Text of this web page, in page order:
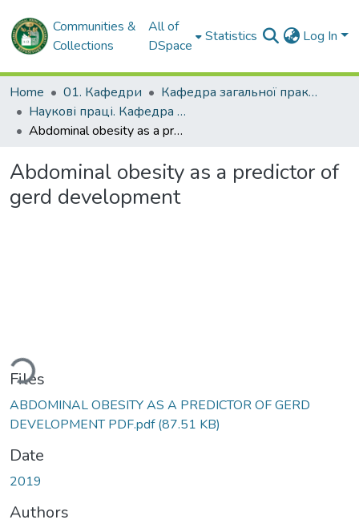
Communities &
Collections
All of
DSpace
Statistics Log In
Home 01. Кафедри
Кафедра загальної практики – сімейної медицини та внутрішніх хвороб
Наукові праці. Кафедра загальної практики – сімейної медицини та внутрішніх хвороб
Abdominal obesity as a predictor of gerd development
Abdominal obesity as a predictor of
gerd development
Files
ABDOMINAL OBESITY AS A PREDICTOR OF GERD
DEVELOPMENT PDF.pdf(87.51 KB)
Date
2019
Authors